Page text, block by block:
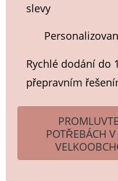
slevy
Rychlé dodání do
přepravním
POTŘEBÁCH